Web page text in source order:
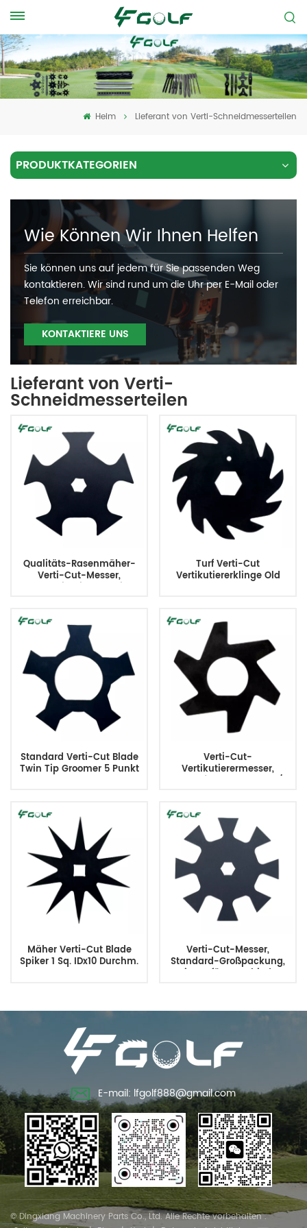
Heim Lieferant von Verti-Schneidmesserteilen
PRODUKTKATEGORIEN
Wie Können Wir Ihnen Helfen
Sie können uns auf jedem für Sie passenden Weg
kontaktieren. Wir sind rund um die Uhr per E-Mail oder
Telefon erreichbar.
KONTAKTIERE UNS
Lieferant von Verti-
Schneidmesserteilen
Qualitäts-Rasenmäher-
Verti-Cut-Messer,
erschwinglicher Preis,
Turf Verti-Cut
Vertikutiererklinge Old
Standard Verti-Cut Blade
Twin Tip Groomer 5 Punkt
Verti-Cut-
Vertikutierermesser,
Rasenpflegemesser, 2-1/2
Mäher Verti-Cut Blade
Spiker 1 Sq. IDx10 Durchm.
Verti-Cut-Messer,
Standard-Großpackung,
geeignet für verschiedene
E-mail: lfgolf888@gmail.com
© Dingxiang Machinery Parts Co., Ltd. Alle Rechte vorbehalten .